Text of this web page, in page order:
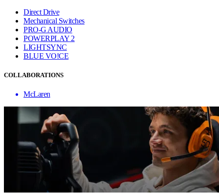
Direct Drive
Mechanical Switches
PRO-G AUDIO
POWERPLAY 2
LIGHTSYNC
BLUE VO!CE
COLLABORATIONS
McLaren